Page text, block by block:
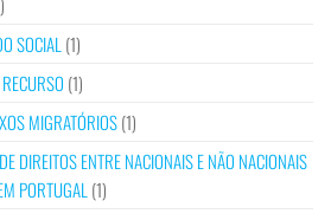
SOCIAL (1)
(1)
MIGRATÓRIOS(1)
DIREITOS ENTRE NACIONAIS E NÃO NACIONAIS
PORTUGAL (1)